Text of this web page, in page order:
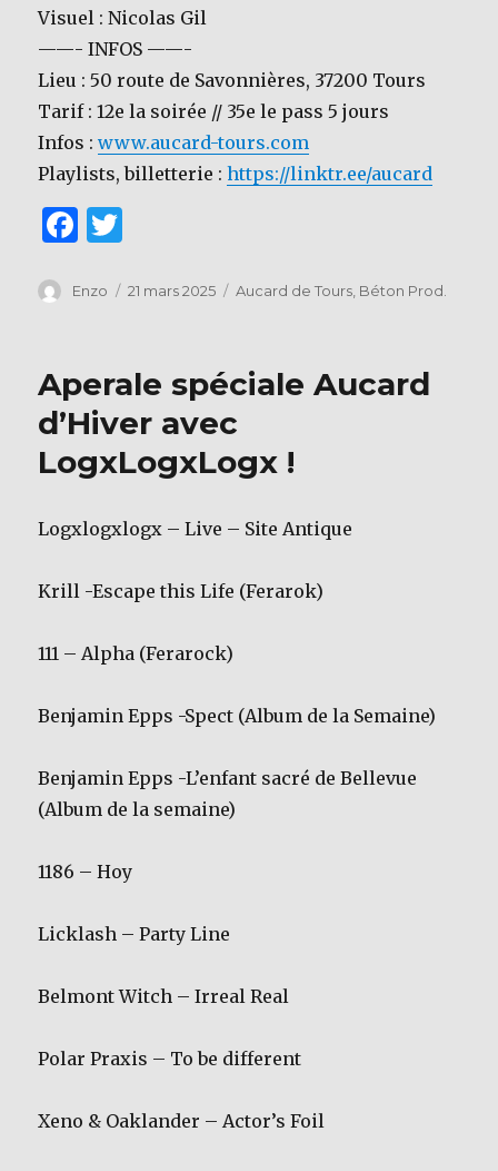
Visuel : Nicolas Gil
——- INFOS ——-
Lieu : 50 route de Savonnières, 37200 Tours
Tarif : 12e la soirée // 35e le pass 5 jours
Infos :www.aucard-tours.com
Playlists, billetterie :https://linktr.ee/aucard
F
c
b
o
o
k
it
r
Auteur
Enzo
Publié
21 mars 2025 Catégories
Aucard de Tours Béton Prod.
Aperale spéciale Aucard
d’Hiver avec
LogxLogxLogx !
Logxlogxlogx – Live – Site Antique
Krill -Escape this Life (Ferarok)
111 – Alpha (Ferarock)
Benjamin Epps -Spect (Album de la Semaine)
Benjamin Epps -L’enfant sacré de Bellevue
(Album de la semaine)
1186 – Hoy
Licklash – Party Line
Belmont Witch – Irreal Real
Polar Praxis – To be different
Xeno & Oaklander – Actor’s Foil